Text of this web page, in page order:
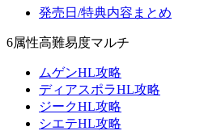
発売日/特典内容まとめ
6属性高難易度マルチ
ムゲンHL攻略
ディアスポラHL攻略
ジークHL攻略
シエテHL攻略